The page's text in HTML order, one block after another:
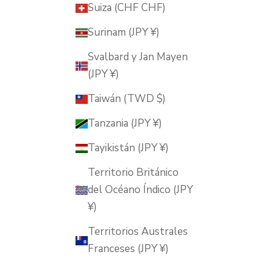
Suiza (CHF CHF)
Surinam (JPY ¥)
Svalbard y Jan Mayen
(JPY ¥)
Taiwán (TWD $)
Tanzania (JPY ¥)
Tayikistán (JPY ¥)
Territorio Británico
del Océano Índico (JPY
¥)
Territorios Australes
Franceses (JPY ¥)